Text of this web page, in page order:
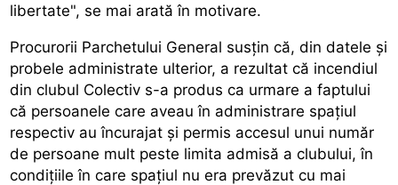
libertate", se mai arată în motivare.
Procurorii Parchetului General susțin că, din datele și
probele administrate ulterior, a rezultat că incendiul
din clubul Colectiv s-a produs ca urmare a faptului
că persoanele care aveau în administrare spațiul
respectiv au încurajat și permis accesul unui număr
de persoane mult peste limita admisă a clubului, în
condițiile în care spațiul nu era prevăzut cu mai